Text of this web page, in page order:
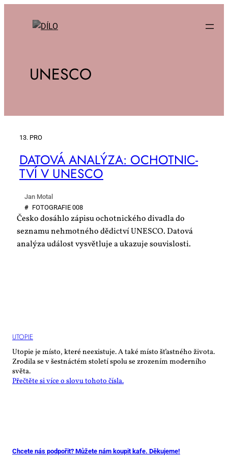
UNESCO
13. PRO
DA­TO­VÁ ANA­LÝ­ZA: OCHOT­NIC­
TVÍ V UNE­SCO
Jan Motal
# FO­TO­GRA­FIE 008
Česko dosáhlo zápisu ochotnického divadla do
seznamu nehmotného dědictví UNESCO. Datová
analýza událost vysvětluje a ukazuje souvislosti.
UTO­PIE
Utopie je místo, které neexistuje. A také místo šťastného života.
Zrodila se v šestnáctém století spolu se zrozením moderního
světa.
Přečtěte si více o slovu tohoto čísla.
Chcete nás podpořit? Můžete nám koupit kafe. Děkujeme!